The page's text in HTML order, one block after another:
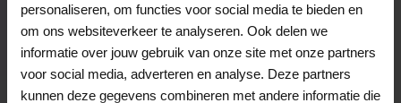
personaliseren, om functies voor social media te bieden en
om ons websiteverkeer te analyseren. Ook delen we
informatie over jouw gebruik van onze site met onze partners
voor social media, adverteren en analyse. Deze partners
kunnen deze gegevens combineren met andere informatie die
Maak account aan